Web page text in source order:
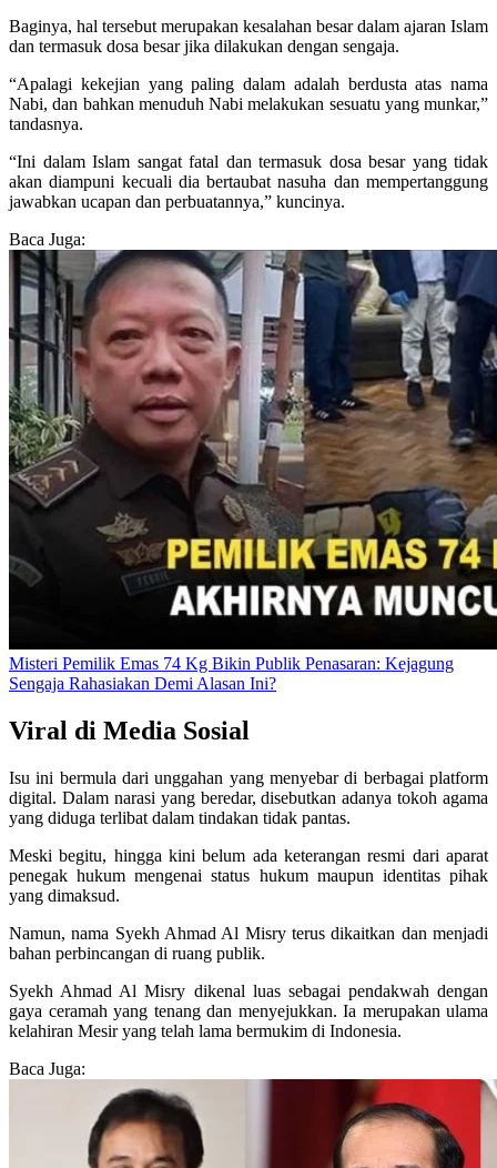
Baginya, hal tersebut merupakan kesalahan besar dalam ajaran Islam
dan termasuk dosa besar jika dilakukan dengan sengaja.
“Apalagi kekejian yang paling dalam adalah berdusta atas nama
Nabi, dan bahkan menuduh Nabi melakukan sesuatu yang munkar,”
tandasnya.
“Ini dalam Islam sangat fatal dan termasuk dosa besar yang tidak
akan diampuni kecuali dia bertaubat nasuha dan mempertanggung
jawabkan ucapan dan perbuatannya,” kuncinya.
Baca Juga:
Misteri Pemilik Emas 74 Kg Bikin Publik Penasaran: Kejagung
Sengaja Rahasiakan Demi Alasan Ini?
Viral di Media Sosial
Isu ini bermula dari unggahan yang menyebar di berbagai platform
digital. Dalam narasi yang beredar, disebutkan adanya tokoh agama
yang diduga terlibat dalam tindakan tidak pantas.
Meski begitu, hingga kini belum ada keterangan resmi dari aparat
penegak hukum mengenai status hukum maupun identitas pihak
yang dimaksud.
Namun, nama Syekh Ahmad Al Misry terus dikaitkan dan menjadi
bahan perbincangan di ruang publik.
Syekh Ahmad Al Misry dikenal luas sebagai pendakwah dengan
gaya ceramah yang tenang dan menyejukkan. Ia merupakan ulama
kelahiran Mesir yang telah lama bermukim di Indonesia.
Baca Juga: